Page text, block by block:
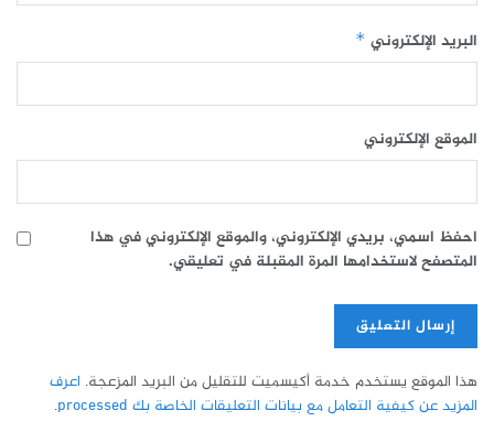
البريد الإلكتروني *
الموقع الإلكتروني
احفظ اسمي، بريدي الإلكتروني، والموقع الإلكتروني في هذا
المتصفح لاستخدامها المرة المقبلة في تعليقي.
هذا الموقع يستخدم خدمة أكيسميت للتقليل من البريد المزعجة. اعرف
المزيد عن كيفية التعامل مع بيانات التعليقات الخاصة بك processed
.